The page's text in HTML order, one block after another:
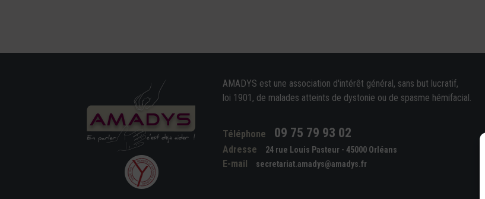
AMADYS est une association d'intérêt général, sans but lucratif,
loi 1901, de malades atteints de dystonie ou de spasme hémifacial.
Téléphone 09 75 79 93 02
Adresse 24 rue Louis Pasteur - 45000 Orléans
E-mail secretariat.amadys@amadys.fr